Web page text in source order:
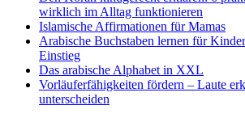
wirklich im Alltag funktionieren
Islamische Affirmationen für Mamas
Arabische Buchstaben lernen für
Einstieg
Das arabische Alphabet in XXL
Vorläuferfähigkeiten fördern – Laute
unterscheiden